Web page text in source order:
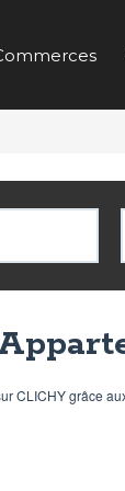
CLICHY grâce